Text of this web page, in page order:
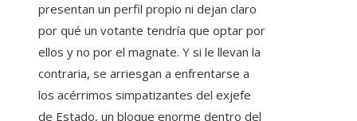
presentan un perfil propio ni dejan claro
por qué un votante tendría que optar por
ellos y no por el magnate. Y si le llevan la
contraria, se arriesgan a enfrentarse a
los acérrimos simpatizantes del exjefe
de Estado, un bloque enorme dentro del